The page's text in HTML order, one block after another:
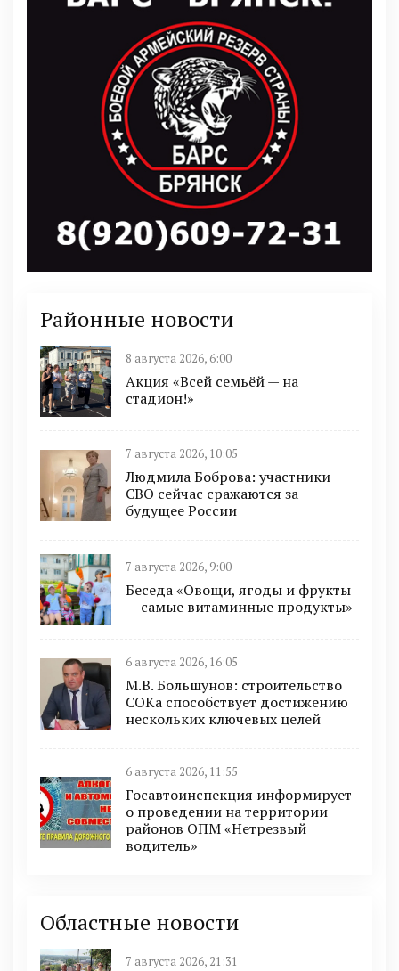
Районные новости
8 августа 2026, 6:00
Акция «Всей семьёй — на
стадион!»
7 августа 2026, 10:05
Людмила Боброва: участники
СВО сейчас сражаются за
будущее России
7 августа 2026, 9:00
Беседа «Овощи, ягоды и фрукты
— самые витаминные продукты»
6 августа 2026, 16:05
М.В. Большунов: строительство
СОКа способствует достижению
нескольких ключевых целей
6 августа 2026, 11:55
Госавтоинспекция информирует
о проведении на территории
районов ОПМ «Нетрезвый
водитель»
Областные новости
7 августа 2026, 21:31